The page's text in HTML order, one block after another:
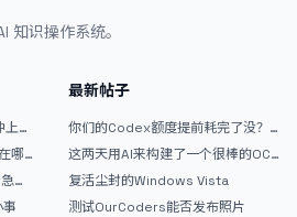
知识操作系统。
手
哪
放
最新帖子
你们的Codex额度提前耗完了没？
戒断反应如何？
这两天用AI来构建了一个很棒的OC
论坛精华区
复活尘封的Windows Vista
测试OurCoders能否发布照片